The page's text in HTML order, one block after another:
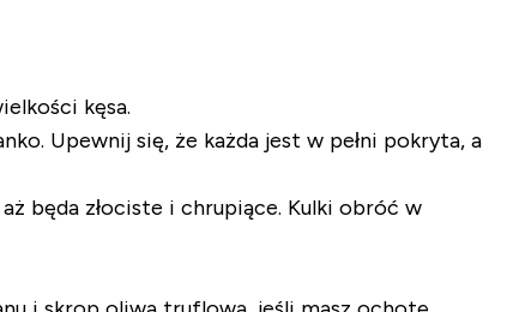
kęsa.
Upewnij się, że każda jest w pełni pokryta, a
będa złociste i chrupiące. Kulki obróć w